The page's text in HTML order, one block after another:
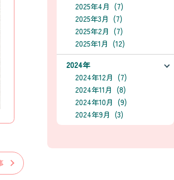
2025年4月 (7)
2025年3月 (7)
2025年2月 (7)
2025年1月 (12)
2024年
2024年12月 (7)
2024年11月 (8)
2024年10月 (9)
2024年9月 (3)